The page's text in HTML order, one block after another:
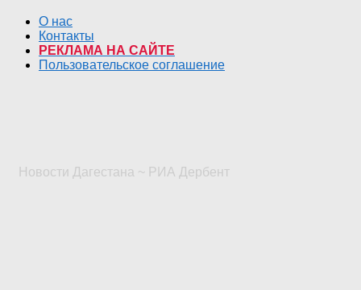
О нас
Контакты
РЕКЛАМА НА САЙТЕ
Пользовательское соглашение
Новости Дагестана ~ РИА Дербент